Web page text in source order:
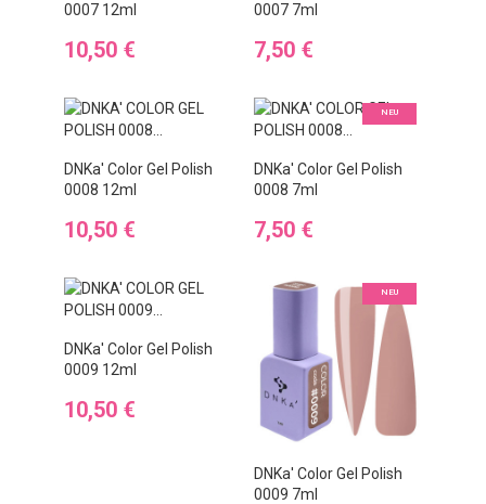
0007 12ml
Preis
10,50 €
0007 7ml
Preis
7,50 €
DNKa' Color Gel Polish
0008 12ml
Preis
10,50 €
NEU
DNKa' Color Gel Polish
0008 7ml
Preis
7,50 €
DNKa' Color Gel Polish
0009 12ml
Preis
10,50 €
NEU
DNKa' Color Gel Polish
0009 7ml